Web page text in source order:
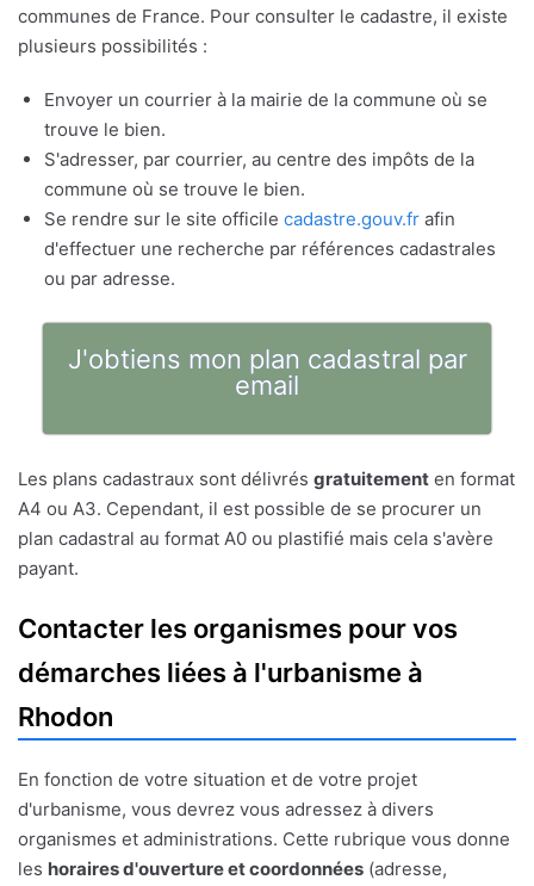
communes de France. Pour consulter le cadastre, il existe
plusieurs possibilités :
Envoyer un courrier à la mairie de la commune où se
trouve le bien.
S'adresser, par courrier, au centre des impôts de la
commune où se trouve le bien.
Se rendre sur le site officile cadastre.gouv.fr afin
d'effectuer une recherche par références cadastrales
ou par adresse.
J'obtiens mon plan cadastral par
email
Les plans cadastraux sont délivrés gratuitement en format
A4 ou A3. Cependant, il est possible de se procurer un
plan cadastral au format A0 ou plastifié mais cela s'avère
payant.
Contacter les organismes pour vos
démarches liées à l'urbanisme à
Rhodon
En fonction de votre situation et de votre projet
d'urbanisme, vous devrez vous adressez à divers
organismes et administrations. Cette rubrique vous donne
les horaires d'ouverture et coordonnées (adresse,